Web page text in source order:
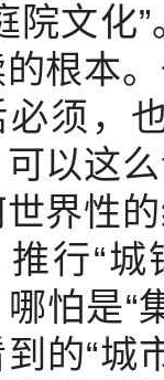
院文化
根本
必须，
可以这
界性
推行“
哪怕是“
的“城